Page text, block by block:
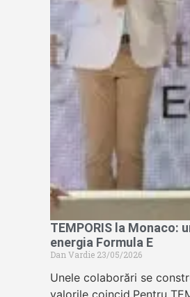
TEMPORIS la Monaco:
energia Formula E
Dan Vardie 23/05/2026
Unele colaborări se
valorile coincid.Pentru